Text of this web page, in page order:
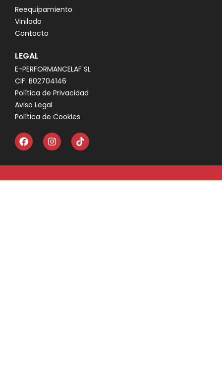
Reequipamiento
Vinilado
Contacto
LEGAL
E-PERFORMANCELAF SL
CIF: B02704146
Política de Privacidad
Aviso Legal
Política de Cookies